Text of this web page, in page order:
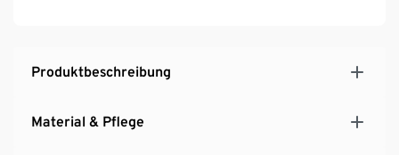
Produktbeschreibung
Material & Pflege